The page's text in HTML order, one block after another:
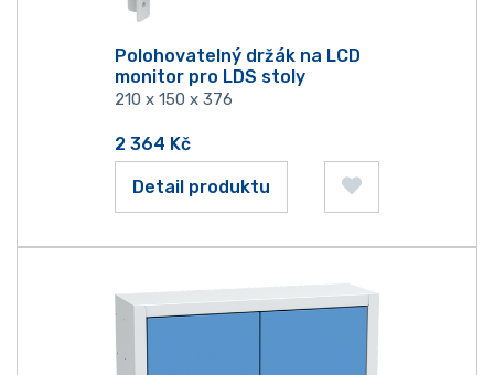
Polohovatelný držák na LCD
monitor pro LDS stoly
210 x 150 x 376
2 364 Kč
Detail produktu